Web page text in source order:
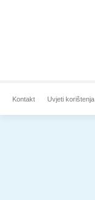
Kontakt Uvjeti korištenja